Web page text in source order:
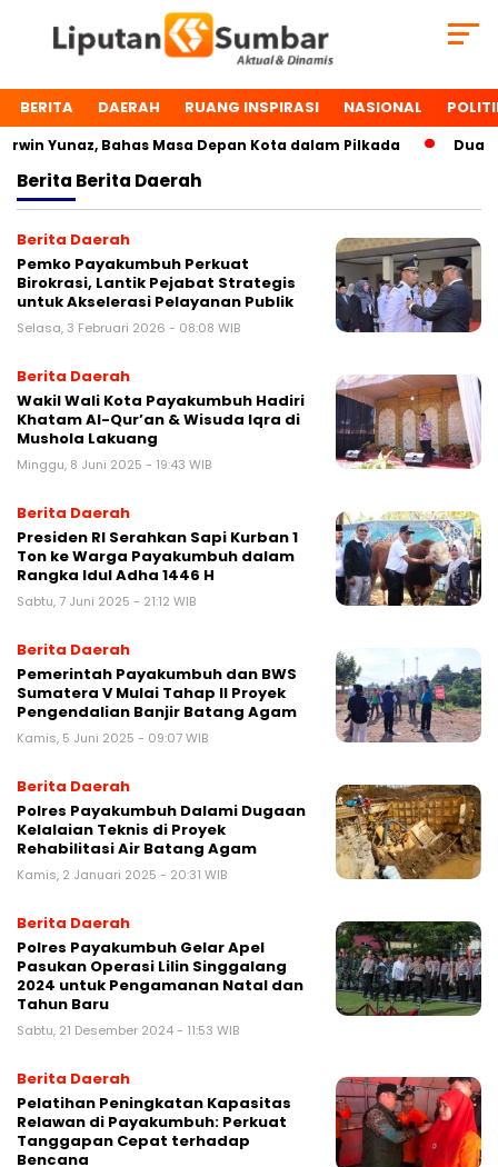
BERITA DAERAH RUANG INSPIRASI NASIONAL
Yunaz, Bahas Masa Depan Kota dalam Pilkada Dua
Berita Berita Daerah
Berita Daerah
Pemko Payakumbuh Perkuat
Birokrasi, Lantik Pejabat Strategis
untuk Akselerasi Pelayanan Publik
Selasa, 3 Februari 2026 - 08:08 WIB
Berita Daerah
Wakil Wali Kota Payakumbuh Hadiri
Khatam Al-Qur’an & Wisuda Iqra di
Mushola Lakuang
Minggu, 8 Juni 2025 - 19:43 WIB
Berita Daerah
Presiden RI Serahkan Sapi Kurban 1
Ton ke Warga Payakumbuh dalam
Rangka Idul Adha 1446 H
Sabtu, 7 Juni 2025 - 21:12 WIB
Berita Daerah
Pemerintah Payakumbuh dan BWS
Sumatera V Mulai Tahap II Proyek
Pengendalian Banjir Batang Agam
Kamis, 5 Juni 2025 - 09:07 WIB
Berita Daerah
Polres Payakumbuh Dalami Dugaan
Kelalaian Teknis di Proyek
Rehabilitasi Air Batang Agam
Kamis, 2 Januari 2025 - 20:31 WIB
Berita Daerah
Polres Payakumbuh Gelar Apel
Pasukan Operasi Lilin Singgalang
2024 untuk Pengamanan Natal dan
Tahun Baru
Sabtu, 21 Desember 2024 - 11:53 WIB
Berita Daerah
Pelatihan Peningkatan Kapasitas
Relawan di Payakumbuh: Perkuat
Tanggapan Cepat terhadap
Bencana